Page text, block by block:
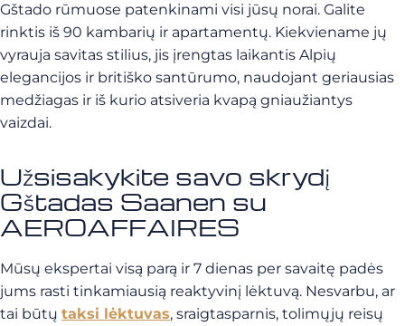
Gštado rūmuose patenkinami visi jūsų norai. Galite
rinktis iš 90 kambarių ir apartamentų. Kiekviename jų
vyrauja savitas stilius, jis įrengtas laikantis Alpių
elegancijos ir britiško santūrumo, naudojant geriausias
medžiagas ir iš kurio atsiveria kvapą gniaužiantys
vaizdai.
Užsisakykite savo skrydį
Gštadas Saanen su
AEROAFFAIRES
Mūsų ekspertai visą parą ir 7 dienas per savaitę padės
jums rasti tinkamiausią reaktyvinį lėktuvą. Nesvarbu, ar
tai būtų taksi lėktuvas, sraigtasparnis, tolimųjų reisų